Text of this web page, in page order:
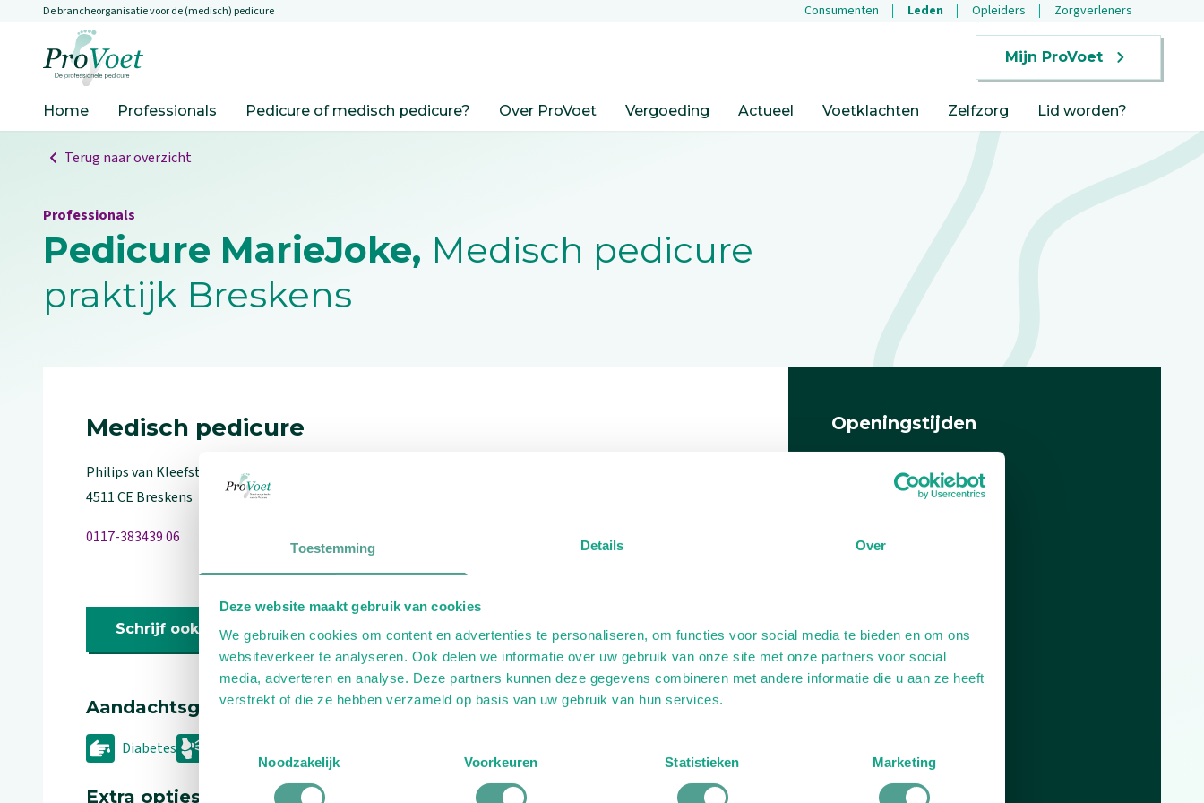
Toestemming Details Over
Deze website maakt gebruik van cookies
We gebruiken cookies om content en advertenties te personaliseren, om functies voor social media te bieden en om ons
websiteverkeer te analyseren. Ook delen we informatie over uw gebruik van onze site met onze partners voor social
media, adverteren en analyse. Deze partners kunnen deze gegevens combineren met andere informatie die u aan ze heeft
verstrekt of die ze hebben verzameld op basis van uw gebruik van hun services.
Toestemmingsselectie
Noodzakelijk
Voorkeuren Statistieken Marketing
Overslaan en naar de inhoud gaan
De brancheorganisatie voor de (medisch) pedicure Consumenten Leden Opleiders Zorgverleners
Mijn ProVoet
Home Professionals Pedicure of medisch pedicure? Over ProVoet Vergoeding Actueel Voetklachten Zelfzorg Lid worden?
Terug naar overzicht
Professionals
Pedicure MarieJoke, Medisch pedicure
praktijk Breskens
Medisch pedicure
Philips van Kleefstraat
4511 CE Breskens
0117-383439 06
Schrijf ook een review
Aandachtsgebieden
Diabetes
Extra opties
Openingstijden
Plan je route